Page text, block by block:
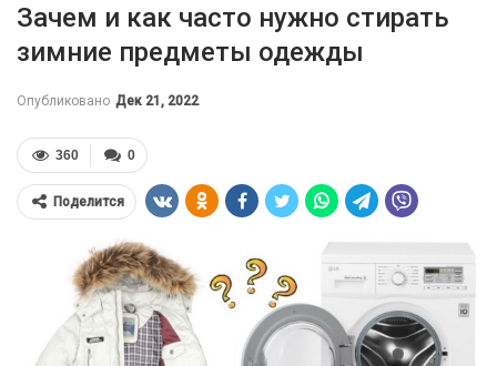
Зачем и как часто нужно стирать
зимние предметы одежды
Опубликовано Дек 21, 2022
0
360
Поделится